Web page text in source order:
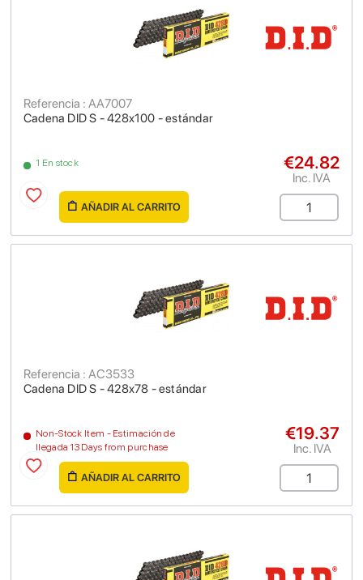
Cadena DID S - 428x100 - estándar
Referencia : AA7007
1 En stock €24.82
Inc. IVA
AÑADIR AL CARRITO
Cadena DID S - 428x78 - estándar
Referencia : AC3533
Non-Stock Item - Estimación de
llegada 13 Days from purchase
€19.37
Inc. IVA
AÑADIR AL CARRITO